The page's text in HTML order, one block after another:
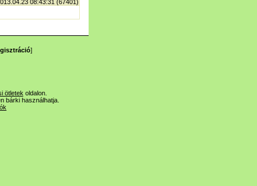
08:43:31 (67401)
]
ötletek oldalon.
bárki használhatja.